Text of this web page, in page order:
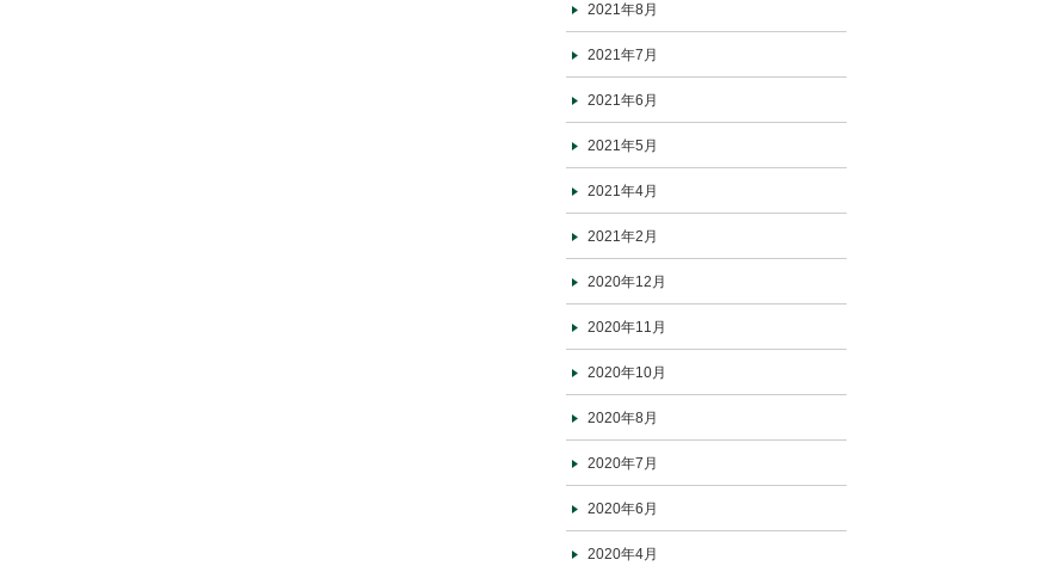
2021年8月
2021年7月
2021年6月
2021年5月
2021年4月
2021年2月
2020年12月
2020年11月
2020年10月
2020年8月
2020年7月
2020年6月
2020年4月